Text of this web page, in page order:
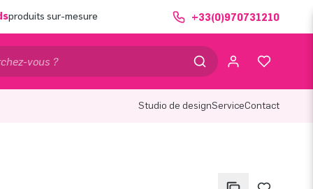
produits sur-mesure +33(0)970731210
Studio de designServiceContact